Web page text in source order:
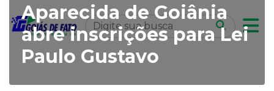
Aparecida de Goiânia
abre inscrições para Lei
Paulo Gustavo